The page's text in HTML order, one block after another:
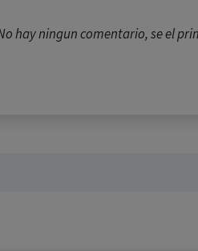
hay ningun comentario, se el